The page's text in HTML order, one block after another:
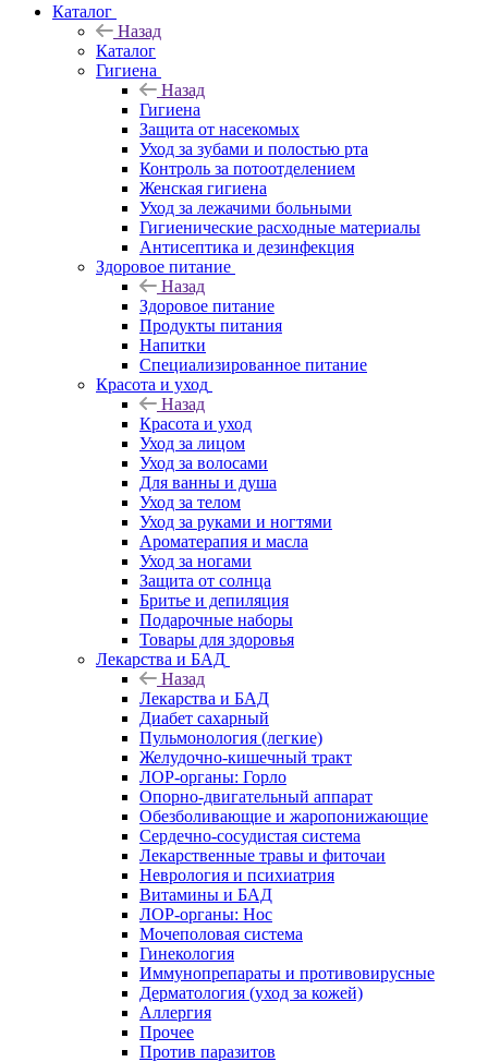
Каталог
Назад
Каталог
Гигиена
Назад
Гигиена
Защита от насекомых
Уход за зубами и полостью рта
Контроль за потоотделением
Женская гигиена
Уход за лежачими больными
Гигиенические расходные материалы
Антисептика и дезинфекция
Здоровое питание
Назад
Здоровое питание
Продукты питания
Напитки
Специализированное питание
Красота и уход
Назад
Красота и уход
Уход за лицом
Уход за волосами
Для ванны и душа
Уход за телом
Уход за руками и ногтями
Ароматерапия и масла
Уход за ногами
Защита от солнца
Бритье и депиляция
Подарочные наборы
Товары для здоровья
Лекарства и БАД
Назад
Лекарства и БАД
Диабет сахарный
Пульмонология (легкие)
Желудочно-кишечный тракт
ЛОР-органы: Горло
Опорно-двигательный аппарат
Обезболивающие и жаропонижающие
Сердечно-сосудистая система
Лекарственные травы и фиточаи
Неврология и психиатрия
Витамины и БАД
ЛОР-органы: Нос
Мочеполовая система
Гинекология
Иммунопрепараты и противовирусные
Дерматология (уход за кожей)
Аллергия
Прочее
Против паразитов